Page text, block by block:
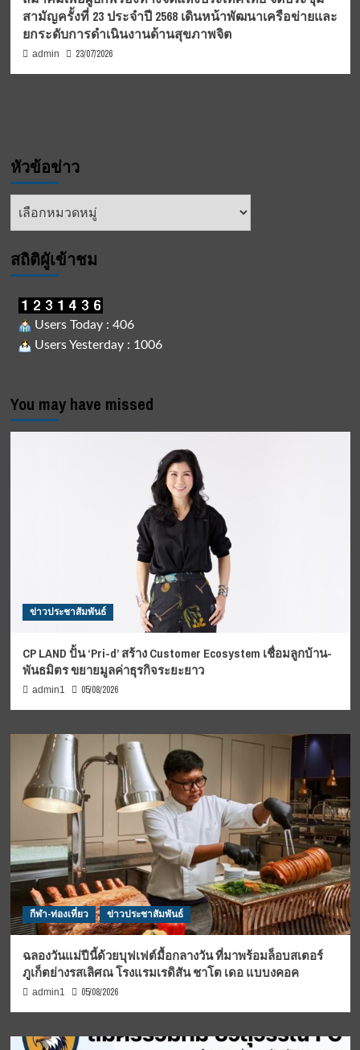
สามัญครั้งที่ 23 ประจำปี 2568 เดินหน้าพัฒนาเครือข่ายและ
ยกระดับการดำเนินงานด้านสุขภาพจิต
admin 23/07/2026
หัวข้อข่าว
หัวข้อ
สถิติผูัเข้าชม
Users Today : 406
Users Yesterday : 1006
You may have missed
ข่าวประชาสัมพันธ์
CP LAND ปั้น ‘Pri-d’ สร้าง Customer Ecosystem เชื่อมลูกบ้าน-
พันธมิตร ขยายมูลค่าธุรกิจระยะยาว
admin1 05/08/2026
กีฬา-ท่องเที่ยว ข่าวประชาสัมพันธ์
ฉลองวันแม่ปีนี้ด้วยบุฟเฟต์มื้อกลางวัน ที่มาพร้อมล็อบสเตอร์
ภูเก็ตย่างรสเลิศณ โรงแรมเรดิสัน ชาโต เดอ แบบงคอค
admin1 05/08/2026